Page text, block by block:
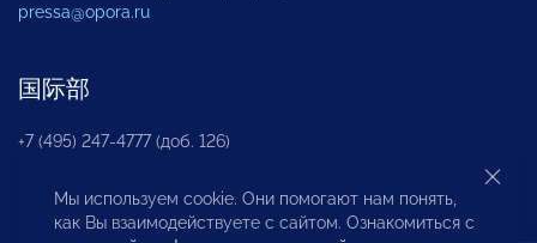
pressa@opora.ru
国际部
+7 (495) 247-4777 (доб. 126)
商投权益保护部
Мы используем cookie. Они помогают нам понять,
как Вы взаимодействуете с сайтом. Ознакомиться с